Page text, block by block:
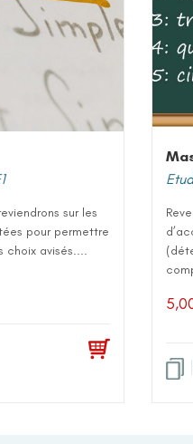
sur les
pour permettre
choix avisés....